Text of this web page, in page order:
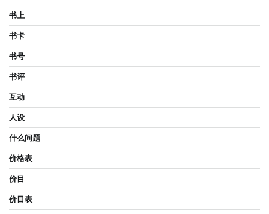
书上
书卡
书号
书评
互动
人设
什么问题
价格表
价目
价目表